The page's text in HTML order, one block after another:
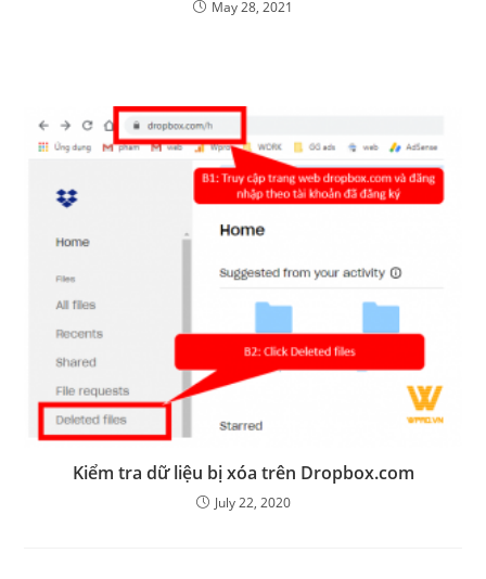
May 28, 2021
Kiểm tra dữ liệu bị xóa trên Dropbox.com
July 22, 2020